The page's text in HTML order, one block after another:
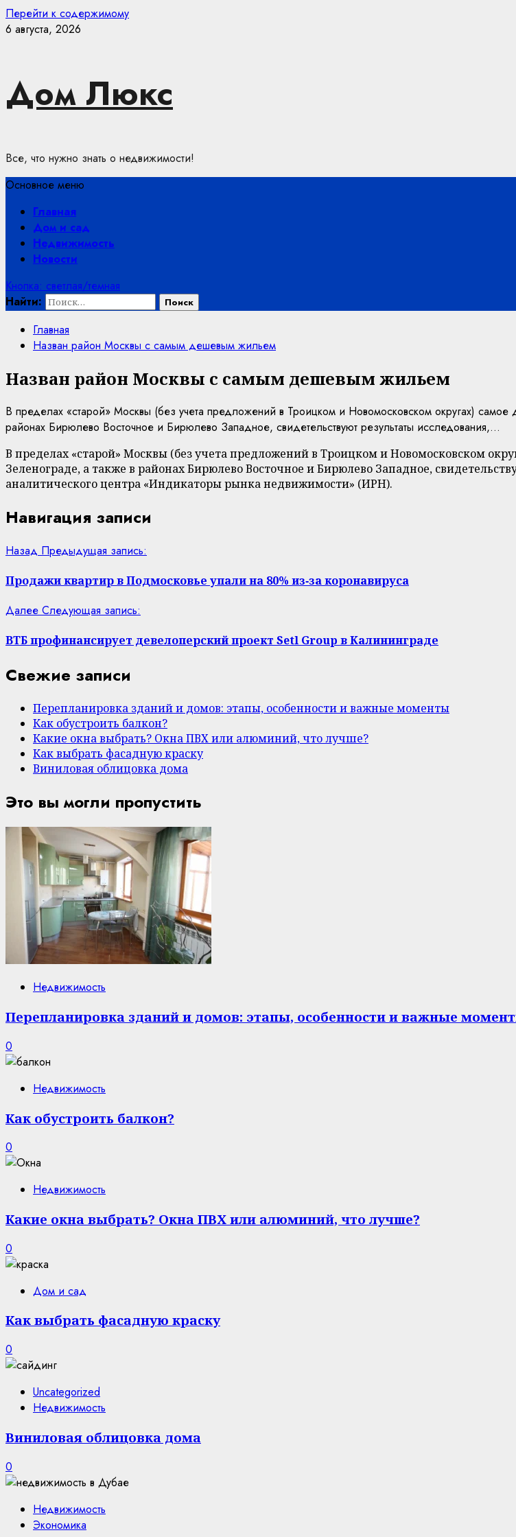
Перейти к содержимому
6 августа, 2026
Дом Люкс
Все, что нужно знать о недвижимости!
Основное меню
Главная
Дом и сад
Недвижимость
Новости
Кнопка: светлая/темная
Найти:
Главная
Назван район Москвы с самым дешевым жильем
Назван район Москвы с самым дешевым жильем
В пределах «старой» Москвы (без учета предложений в Троицком и Новомосковском округах)
районах Бирюлево Восточное и Бирюлево Западное, свидетельствуют результаты исследования,...
В пределах «старой» Москвы (без учета предложений в Троицком и Новомосковском
Зеленограде, а также в районах Бирюлево Восточное и Бирюлево Западное,
аналитического центра «Индикаторы рынка недвижимости» (ИРН).
Навигация записи
Назад Предыдущая запись:
Продажи квартир в Подмосковье упали на 80% из‑за коронавируса
Далее Следующая запись:
ВТБ профинансирует девелоперский проект Setl Group в Калининграде
Свежие записи
Перепланировка зданий и домов: этапы, особенности и важные моменты
Как обустроить балкон?
Какие окна выбрать? Окна ПВХ или алюминий, что лучше?
Как выбрать фасадную краску
Виниловая облицовка дома
Это вы могли пропустить
Недвижимость
Перепланировка зданий и домов: этапы, особенности и важные
0
Недвижимость
Как обустроить балкон?
0
Недвижимость
Какие окна выбрать? Окна ПВХ или алюминий, что лучше?
0
Дом и сад
Как выбрать фасадную краску
0
Uncategorized
Недвижимость
Виниловая облицовка дома
0
Недвижимость
Экономика